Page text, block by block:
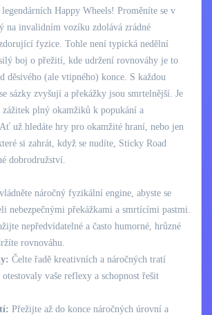
Happy Wheels! Proměníte se v
na invalidním vozíku zdolává zrádné
fyzice. Tohle není typická nedělní
boj o přežití, kde udržení rovnováhy je to
děsivého (ale vtipného) konce. S každou
sázky zvyšují a překážky jsou smrtelnější. Je
zážitek plný okamžiků k popukání a
už hledáte hry pro okamžité hraní, nebo jen
si zahrát, když se nudíte, Sticky Road
dobrodružství.
náročný fyzikální engine, abyste se
nebezpečnými překážkami a smrtícími pastmi.
nepředvídatelné a často humorné, hrůzné
rovnováhu.
Čelte řadě kreativních a náročných tratí
vaše reflexy a schopnost řešit
Přežijte až do konce náročných úrovní a